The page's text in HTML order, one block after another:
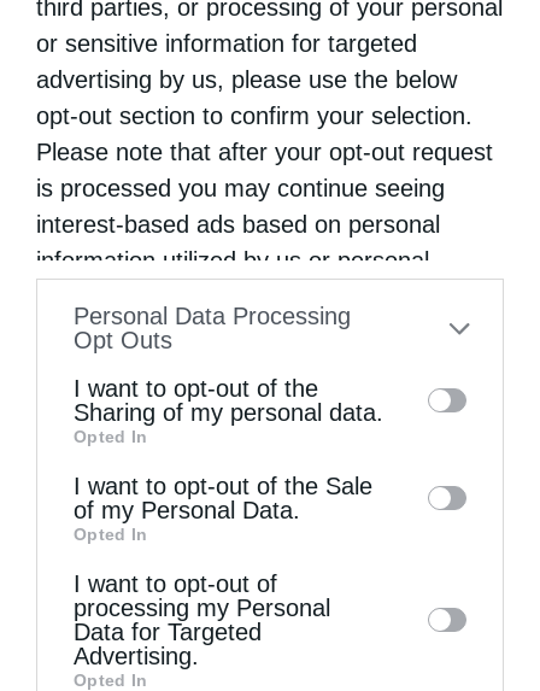
third parties, or processing of your personal
or sensitive information for targeted
advertising by us, please use the below
opt-out section to confirm your selection.
Please note that after your opt-out request
is processed you may continue seeing
interest-based ads based on personal
information utilized by us or personal
to your opt-out. You may separately opt-out
information by third parties on the IAB’s list
of downstream participants. This
information may also be disclosed by us to
third parties on theIAB’s List of
Downstream Participants
disclose it to other third parties.
Personal Data Processing
Opt Outs
I want to opt-out of the
Sharing of my personal data.
Opted In
I want to opt-out of the Sale
of my Personal Data.
Opted In
I want to opt-out of
processing my Personal
Data for Targeted
Advertising.
Opted In
Επόμενο άρθρο
ΔΕΙΤΕ ΕΠΙΣΗΣ
περιέχει ένα...